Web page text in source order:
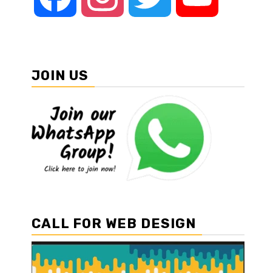
JOIN US
CALL FOR WEB DESIGN